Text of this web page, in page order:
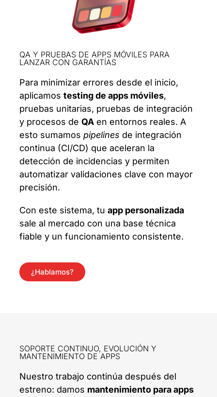
QA Y PRUEBAS DE APPS MÓVILES PARA
LANZAR CON GARANTÍAS
Para minimizar errores desde el inicio,
aplicamos testing de apps móviles,
pruebas unitarias, pruebas de integración
y procesos de QA en entornos reales. A
esto sumamos pipelines de integración
continua (CI/CD) que aceleran la
detección de incidencias y permiten
automatizar validaciones clave con mayor
precisión.
Con este sistema, tu app personalizada
sale al mercado con una base técnica
fiable y un funcionamiento consistente.
¿Hablamos?
SOPORTE CONTINUO, EVOLUCIÓN Y
MANTENIMIENTO DE APPS
Nuestro trabajo continúa después del
estreno: damos mantenimiento para apps